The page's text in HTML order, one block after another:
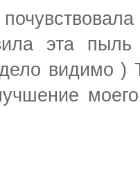
эта
видимо )